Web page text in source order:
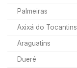
Palmeiras
Axixá do Tocantins
Araguatins
Dueré